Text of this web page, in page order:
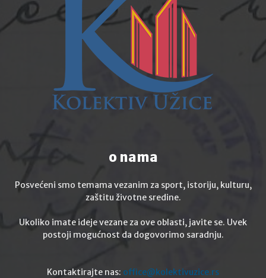
o nama
Posvećeni smo temama vezanim za sport, istoriju, kulturu,
zaštitu životne sredine.
Ukoliko imate ideje vezane za ove oblasti, javite se. Uvek
postoji mogućnost da dogovorimo saradnju.
Kontaktirajte nas: office@kolektivuzice.rs